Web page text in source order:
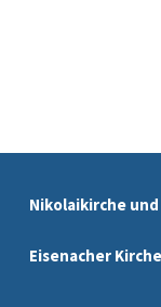
Nikolaikirche
Eisenacher